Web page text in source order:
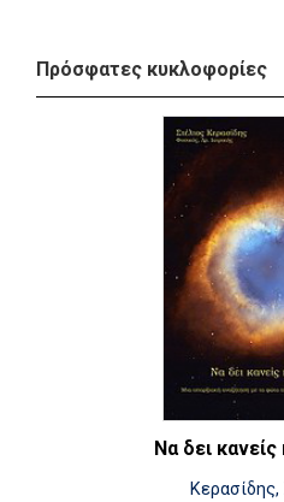
Πρόσφατες κυκλοφορίες
Να δει
Κερασίδης,